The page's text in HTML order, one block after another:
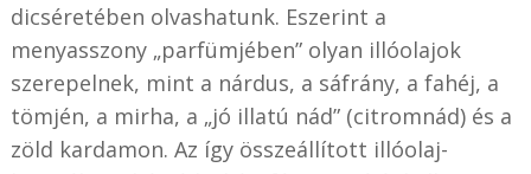
dicséretében olvashatunk. Eszerint a
menyasszony „parfümjében” olyan illóolajok
szerepelnek, mint a nárdus, a sáfrány, a fahéj, a
tömjén, a mirha, a „jó illatú nád” (citromnád) és a
zöld kardamon. Az így összeállított illóolaj-